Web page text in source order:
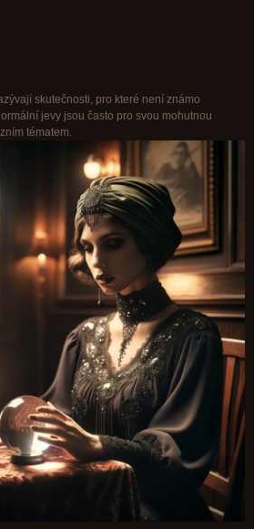
skutečnosti, pro které není známo
jevy jsou často pro svou mohutnou
tématem.